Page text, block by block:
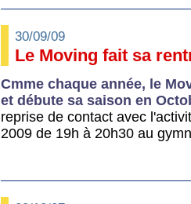
30/09/09
Le Moving fait sa
Cmme chaque année, le
et débute sa saison en
reprise de contact avec
2009 de 19h à 20h30 au